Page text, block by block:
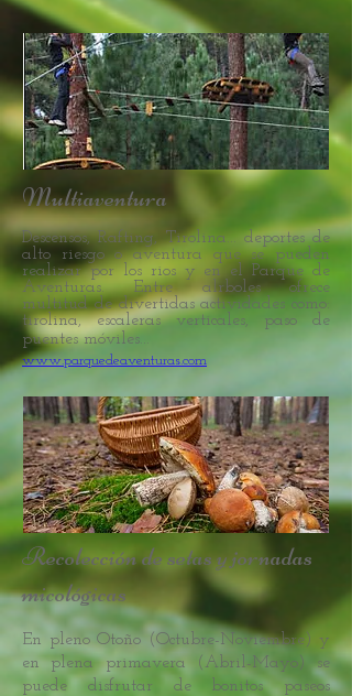
Multiaventura
Descensos, Rafting, Tirolina... deportes de
alto riesgo o aventura que se pueden
realizar por los rios y en el Parque de
Aventuras. Entre alrboles ofrece
multitud de divertidas actividades como:
tirolina,escaleras verticales, paso de
puentes móviles...
www.parquedeaventuras.com
Recolección de setas y jornadas
micológicas
En pleno Otoño (Octubre-Noviembre) y
en plena primavera (Abril-Mayo) se
puede disfrutar de bonitos paseos